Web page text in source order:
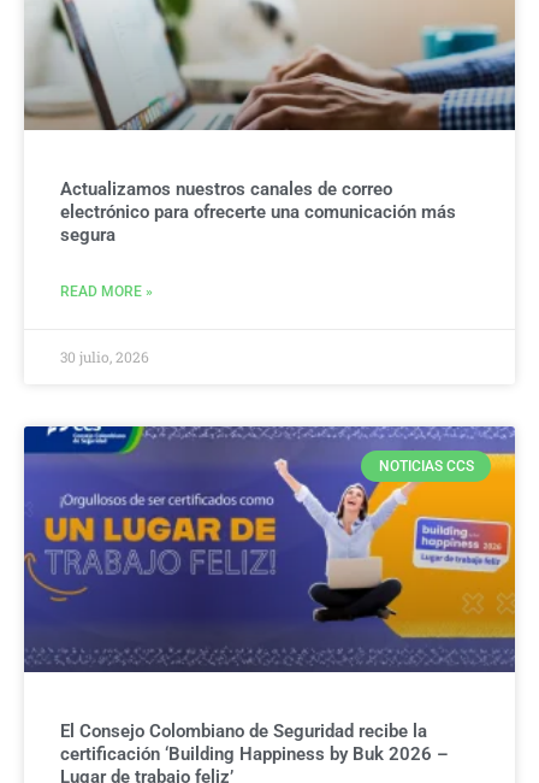
Actualizamos nuestros canales de correo
electrónico para ofrecerte una comunicación más
segura
READ MORE »
30 julio, 2026
NOTICIAS CCS
El Consejo Colombiano de Seguridad recibe la
certificación ‘Building Happiness by Buk 2026 –
Lugar de trabajo feliz’